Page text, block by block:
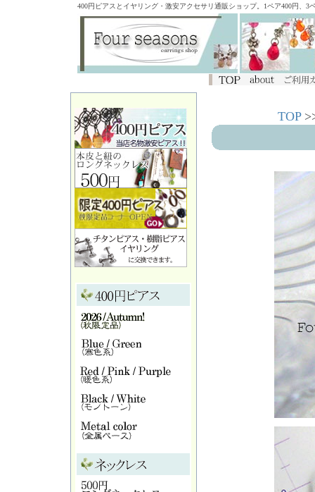
400円ピアスとイヤリング・激安アクセサリ通販ショップ。1ペア400円、
TOP